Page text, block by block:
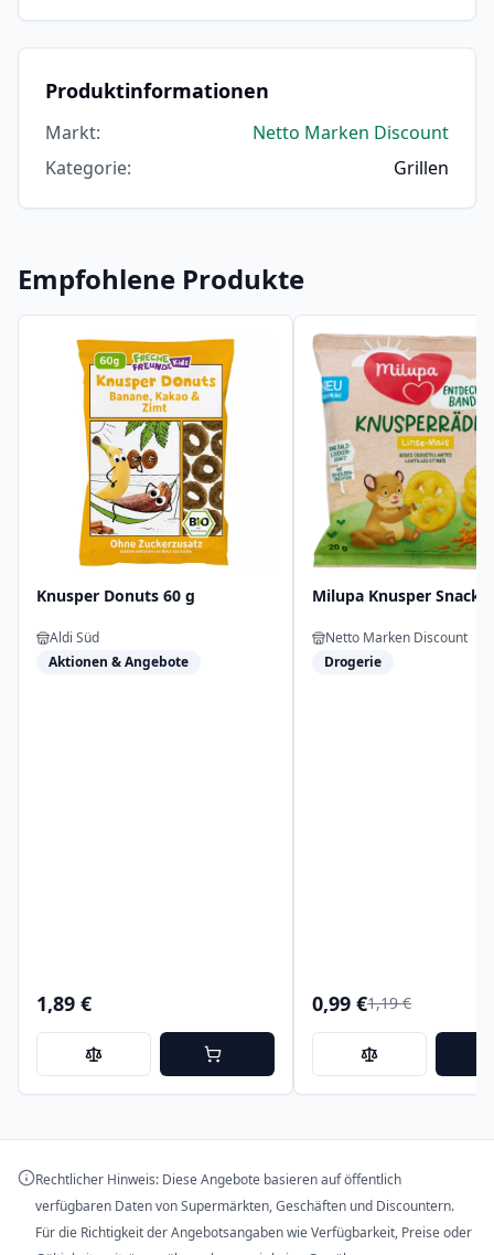
Produktinformationen
Markt:
Netto Marken Discount
Kategorie: Grillen
Empfohlene Produkte
Knusper Donuts 60 g
Aldi Süd
Aktionen & Angebote
1,89 €
Milupa Knusper Snacks
Netto Marken Discount
Drogerie
0,99 €1,19 €
Rechtlicher Hinweis: Diese Angebote basieren auf öffentlich
verfügbaren Daten von Supermärkten, Geschäften und Discountern.
Für die Richtigkeit der Angebotsangaben wie Verfügbarkeit, Preise oder